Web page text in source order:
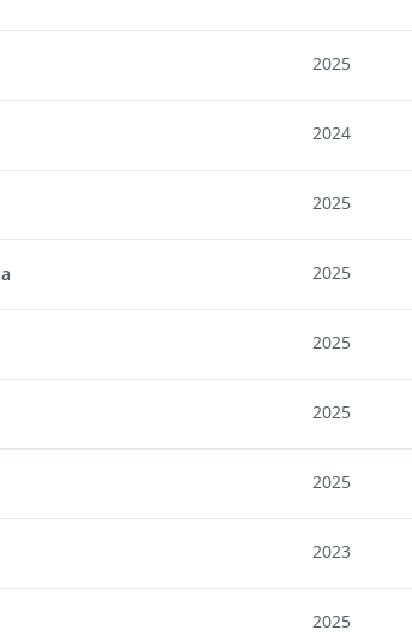
2025
2024
2025
2025
2025
2025
2025
2023
2025